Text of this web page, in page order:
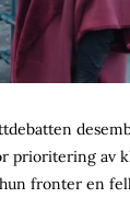
prioritering av
fronter en